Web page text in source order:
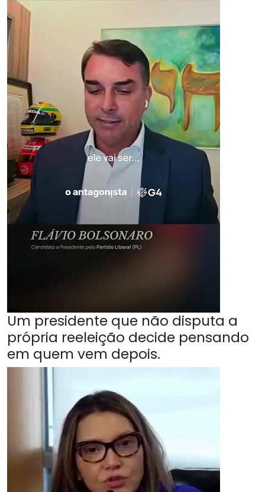
Um presidente que não disputa a
própria reeleição decide pensando
em quem vem depois.